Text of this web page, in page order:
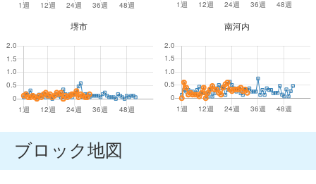
堺市 南河内
ブロック地図